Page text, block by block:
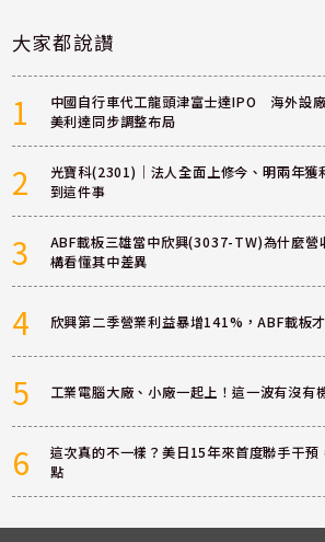
大家都說讚
1
中國自行車代工龍頭津富士達IPO 海外設
美利達同步調整布局
2
光寶科(2301)｜法人全面上修今、明兩年獲
到這件事
3
ABF載板三雄當中欣興(3037-TW)為什麼營
構看懂其中差異
4 欣興第二季營業利益暴增141%，ABF載板
5 工業電腦大廠、小廠一起上！這一波有沒有
6
這次真的不一樣？美日15年來首度聯手干預
點